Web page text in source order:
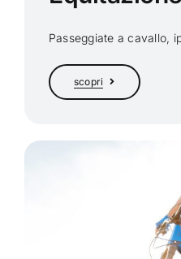
Passeggiate a cavallo,
scopri